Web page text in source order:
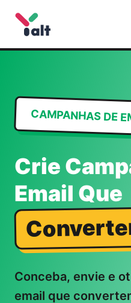
CAMPANHAS DE
Crie
Email Que
Conceba, envie e
email que